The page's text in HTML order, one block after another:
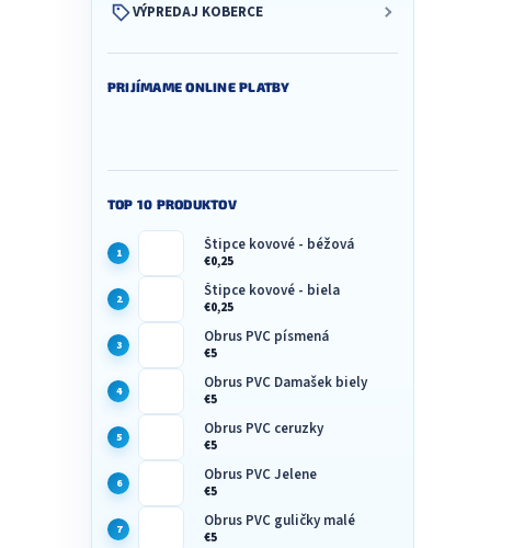
VÝPREDAJ KOBERCE
PRIJÍMAME ONLINE PLATBY
TOP 10 PRODUKTOV
Štipce kovové - béžová
€0,25
Štipce kovové - biela
€0,25
Obrus PVC písmená
€5
Obrus PVC Damašek biely
€5
Obrus PVC ceruzky
€5
Obrus PVC Jelene
€5
Obrus PVC guličky malé
€5